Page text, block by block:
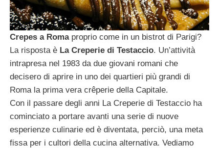
Crepes a Romaproprio come in un bistrot di Parigi?
La risposta è La Creperie di Testaccio. Un’attività
intrapresa nel 1983 da due giovani romani che
decisero di aprire in uno dei quartieri più grandi di
Roma la prima vera crêperie della Capitale.
Con il passare degli anni La Creperie di Testaccio ha
cominciato a portare avanti una serie di nuove
esperienze culinarie ed è diventata, perciò, una meta
fissa per i cultori della cucina alternativa. Vediamo